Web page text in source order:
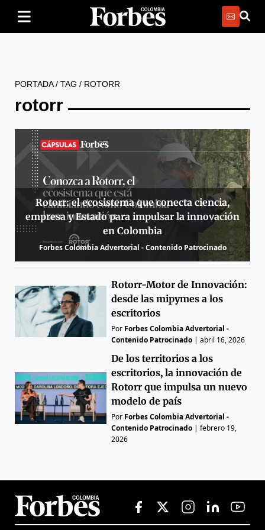
PORTADA/ TAG / ROTORR
rotorr
Rotorr: el ecosistema que conecta ciencia,
empresa y Estado para impulsar la innovación
en Colombia
Forbes Colombia Advertorial - Contenido Patrocinado
Rotorr-Motor de Innovación:
desde las mipymes a los
escritorios
Por Forbes Colombia Advertorial -
Contenido Patrocinado |abril 16, 2026
De los territorios a los
escritorios, la innovación de
Rotorr que impulsa un nuevo
modelo de país
Por Forbes Colombia Advertorial -
Contenido Patrocinado |febrero 19,
2026